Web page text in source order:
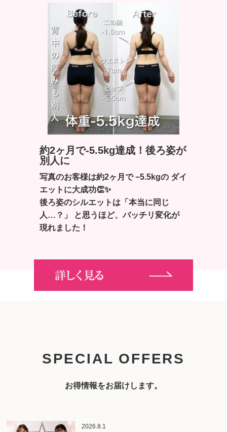
約2ヶ月で-5.5kg達成！後ろ姿が
別人に
写真のお客様は約2ヶ月で −5.5kgの ダイ
エットに大成功👏✨
後ろ姿のシルエットは「本当に同じ
人…？」 と思うほど、バッチリ変化が
現れました！
SPECIAL OFFERS
お得情報をお届けします。
2026.8.1